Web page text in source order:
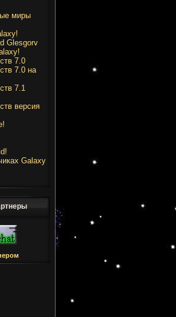
миры
Glesgorv
7.0
7.0 на
7.1
версия
Galaxy